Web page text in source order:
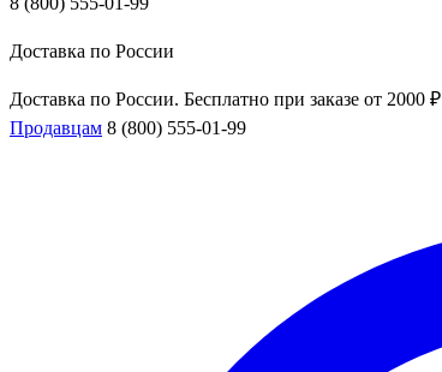
Доставка по России
Доставка по России. Бесплатно при заказе от 2000 ₽
Продавцам 8 (800) 555-01-99